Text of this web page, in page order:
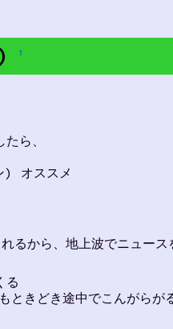
†
ら、
) オススメ
から、地上波でニュー
る
きどき途中でこんがらが